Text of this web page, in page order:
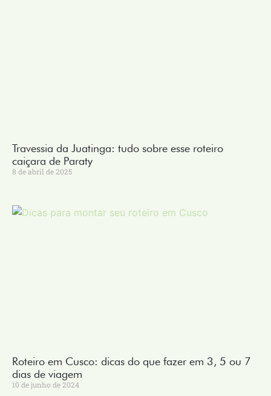
Travessia da Juatinga: tudo sobre esse roteiro
caiçara de Paraty
8 de abril de 2025
Roteiro em Cusco: dicas do que fazer em 3, 5 ou 7
dias de viagem
10 de junho de 2024